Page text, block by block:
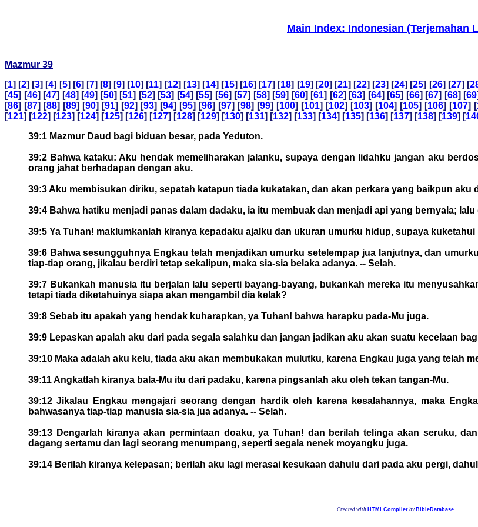
Main Index: Indonesian (Terjemahan
Mazmur 39
[1] [2] [3] [4] [5] [6] [7] [8] [9] [10] [11] [12] [13] [14] [15] [16] [17] [18] [19] [20] [21] [22] [23] [24] [25] [26] [27] [
[45] [46] [47] [48] [49] [50] [51] [52] [53] [54] [55] [56] [57] [58] [59] [60] [61] [62] [63] [64] [65] [66] [67] [68] [69
[86] [87] [88] [89] [90] [91] [92] [93] [94] [95] [96] [97] [98] [99] [100] [101] [102] [103] [104] [105] [106] [107] [
[121] [122] [123] [124] [125] [126] [127] [128] [129] [130] [131] [132] [133] [134] [135] [136] [137] [138] [139] [
39:1 Mazmur Daud bagi biduan besar, pada Yeduton.
39:2 Bahwa kataku: Aku hendak memeliharakan jalanku, supaya dengan lidahku jangan aku
orang jahat berhadapan dengan aku.
39:3 Aku membisukan diriku, sepatah katapun tiada kukatakan, dan akan perkara yang baikpun aku
39:4 Bahwa hatiku menjadi panas dalam dadaku, ia itu membuak dan menjadi api yang bernyala;
39:5 Ya Tuhan! maklumkanlah kiranya kepadaku ajalku dan ukuran umurku hidup, supaya
39:6 Bahwa sesungguhnya Engkau telah menjadikan umurku setelempap jua lanjutnya, dan
tiap-tiap orang, jikalau berdiri tetap sekalipun, maka sia-sia belaka adanya. -- Selah.
39:7 Bukankah manusia itu berjalan lalu seperti bayang-bayang, bukankah mereka itu
tetapi tiada diketahuinya siapa akan mengambil dia kelak?
39:8 Sebab itu apakah yang hendak kuharapkan, ya Tuhan! bahwa harapku pada-Mu juga.
39:9 Lepaskan apalah aku dari pada segala salahku dan jangan jadikan aku akan suatu kecelaan
39:10 Maka adalah aku kelu, tiada aku akan membukakan mulutku, karena Engkau juga yang telah
39:11 Angkatlah kiranya bala-Mu itu dari padaku, karena pingsanlah aku oleh tekan tangan-Mu.
39:12 Jikalau Engkau mengajari seorang dengan hardik oleh karena kesalahannya, maka
bahwasanya tiap-tiap manusia sia-sia jua adanya. -- Selah.
39:13 Dengarlah kiranya akan permintaan doaku, ya Tuhan! dan berilah telinga akan seruku,
dagang sertamu dan lagi seorang menumpang, seperti segala nenek moyangku juga.
39:14 Berilah kiranya kelepasan; berilah aku lagi merasai kesukaan dahulu dari pada aku pergi,
Created with HTMLCompilerby BibleDatabase